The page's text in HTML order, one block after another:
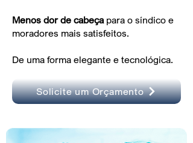
Menos dor de cabeçapara o síndico e
moradores mais satisfeitos.
De uma forma elegante e tecnológica.
Solicite um Orçamento